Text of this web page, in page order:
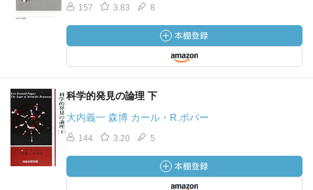
157 3.83 8
科学的発見の論理 下
大内義一 森博 カール・R.ポパー
144 3.20 5